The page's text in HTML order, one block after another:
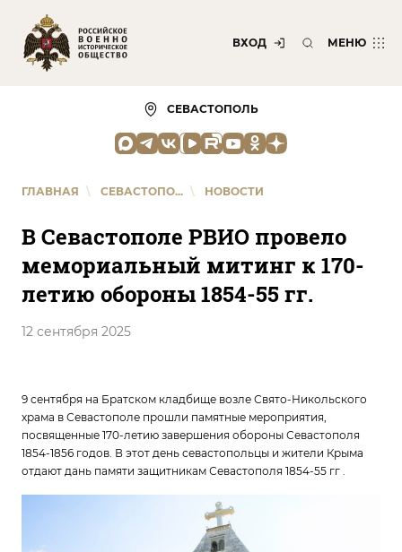
ВХОД МЕНЮ
СЕВАСТОПОЛЬ
ГЛАВНАЯ \ СЕВАСТОПО... \ НОВОСТИ
В Севастополе РВИО провело
мемориальный митинг к 170-
летию обороны 1854-55 гг.
12 сентября 2025
9 сентября на Братском кладбище возле Свято-Никольского
храма в Севастополе прошли памятные мероприятия,
посвященные 170-летию завершения обороны Севастополя
1854-1856 годов. В этот день севастопольцы и жители Крыма
отдают дань памяти защитникам Севастополя 1854-55 гг .